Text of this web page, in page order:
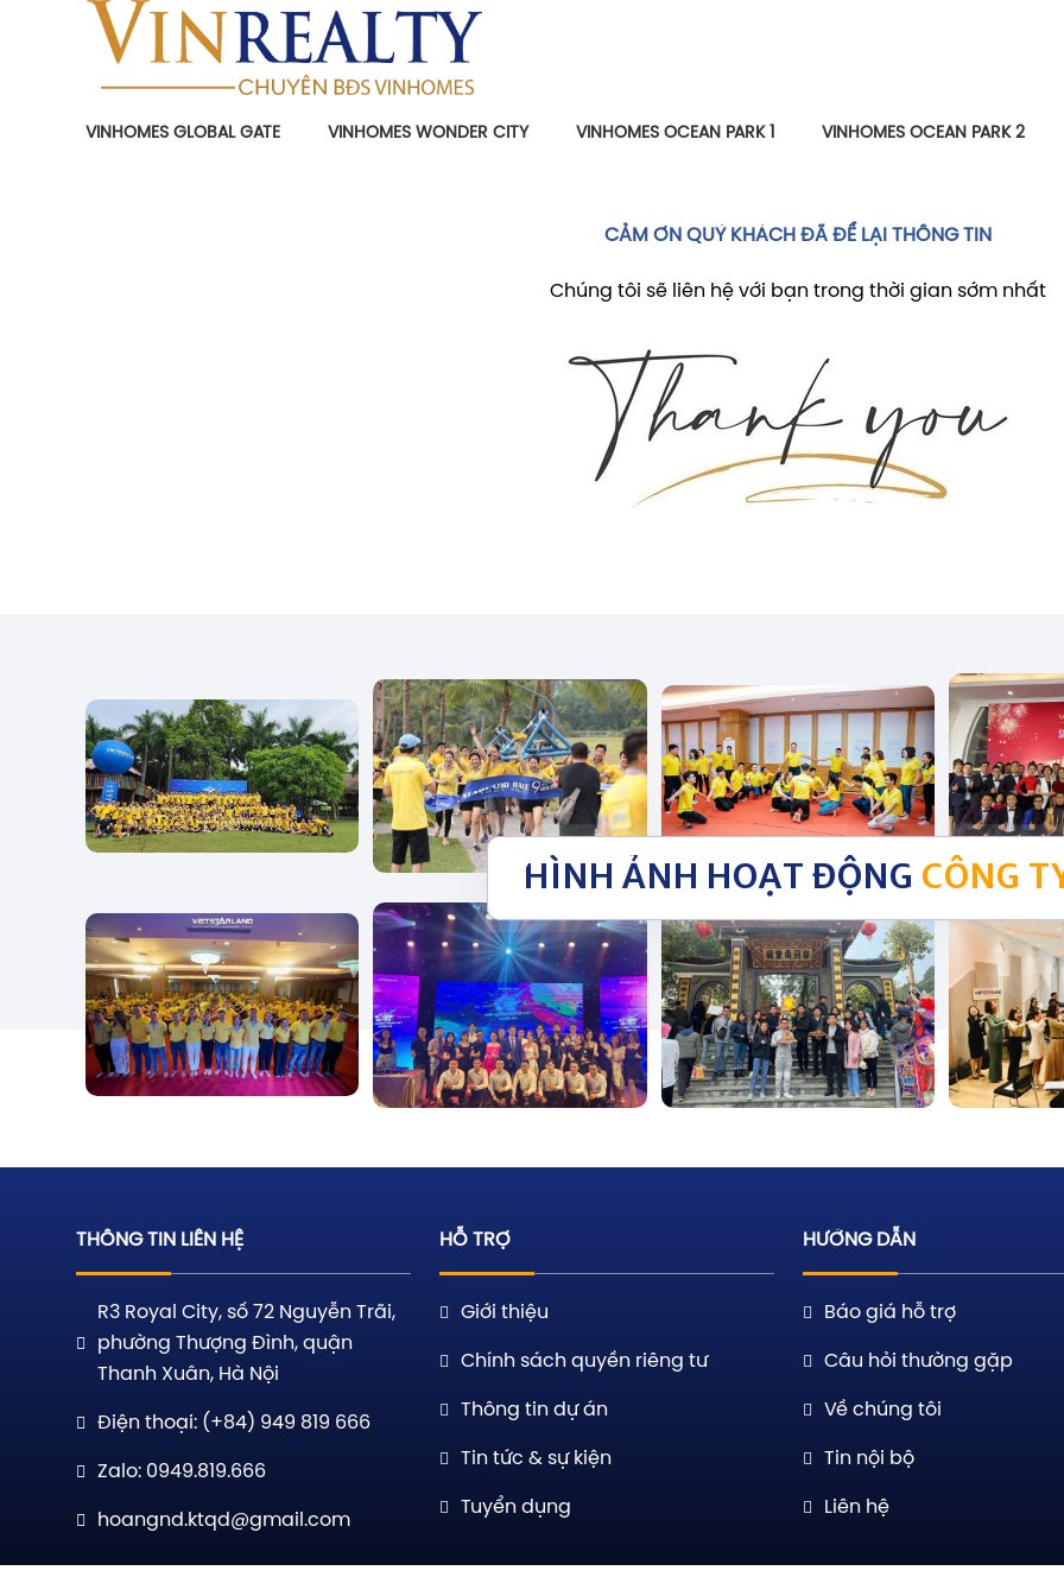
VINHOMES GLOBAL GATE VINHOMES WONDER CITY VINHOMES OCEAN PARK 1 VINHOMES OCEAN PARK 2
CẢM ƠN QUÝ KHÁCH ĐÃ ĐỂ LẠI THÔNG TIN
Chúng tôi sẽ liên hệ với bạn trong thời gian sớm nhất
HÌNH ẢNH HOẠT ĐỘNG CÔNG
THÔNG TIN LIÊN HỆ
R3 Royal City, số 72 Nguyễn Trãi,
phường Thượng Đình, quận
Thanh Xuân, Hà Nội
Điện thoại: (+84) 949 819 666
Zalo: 0949.819.666
hoangnd.ktqd@gmail.com
HỖ TRỢ
Giới thiệu
Chính sách quyền riêng tư
Thông tin dự án
Tin tức & sự kiện
Tuyển dụng
HƯỚNG DẪN
Báo giá hỗ trợ
Câu hỏi thường gặp
Về chúng tôi
Tin nội bộ
Liên hệ